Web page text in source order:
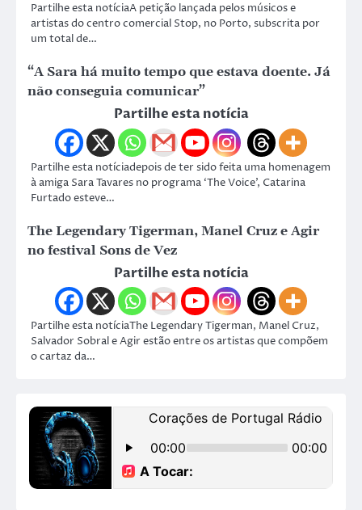
Partilhe esta notíciaA petição lançada pelos músicos e
artistas do centro comercial Stop, no Porto, subscrita por
um total de…
“A Sara há muito tempo que estava doente. Já
não conseguia comunicar”
Partilhe esta notícia
Partilhe esta notíciadepois de ter sido feita uma homenagem
à amiga Sara Tavares no programa ‘The Voice’, Catarina
Furtado esteve…
The Legendary Tigerman, Manel Cruz e Agir
no festival Sons de Vez
Partilhe esta notícia
Partilhe esta notíciaThe Legendary Tigerman, Manel Cruz,
Salvador Sobral e Agir estão entre os artistas que compõem
o cartaz da…